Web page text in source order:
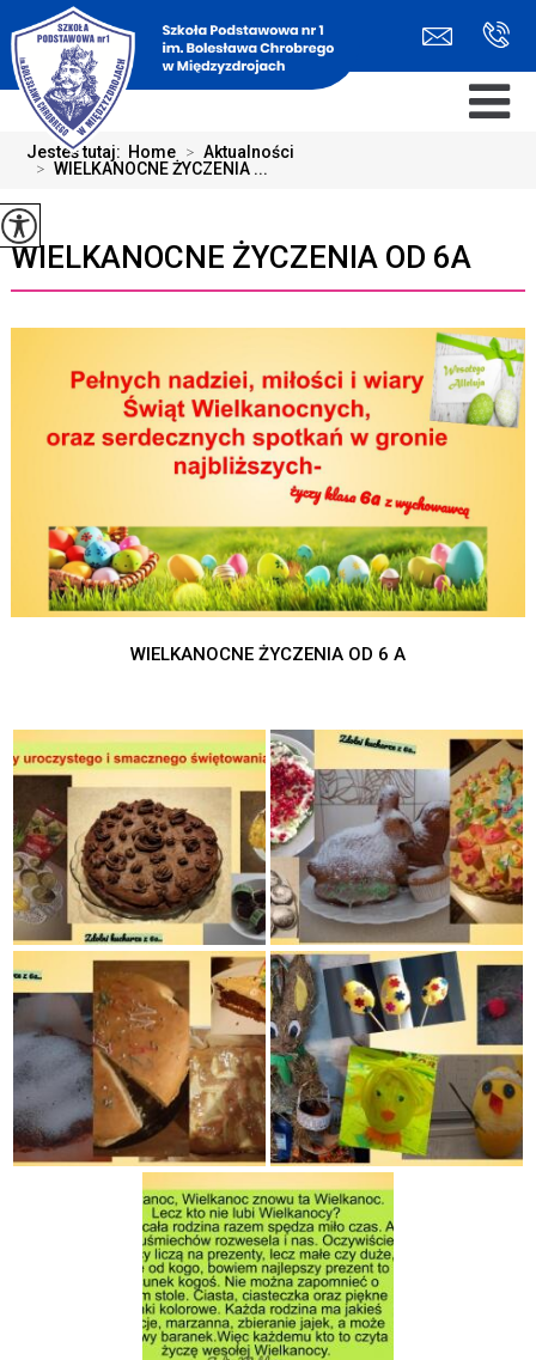
Jesteś tutaj: Home > Aktualności
> WIELKANOCNE ŻYCZENIA ...
WIELKANOCNE ŻYCZENIA OD 6A
WIELKANOCNE ŻYCZENIA OD 6 A